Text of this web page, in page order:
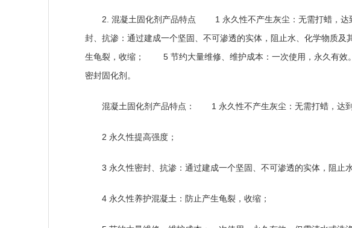
2. 混凝土固化剂产品特点 1 永久性不产生灰尘：无需打蜡
封、抗渗：通过建成一个坚固、不可渗透的实体，阻止水、化学物
生龟裂，收缩； 5 节约大量维修、维护成本：一次使用，永久有
密封固化剂。
混凝土固化剂产品特点： 1 永久性不产生灰尘：无需打蜡，达
2 永久性提高强度；
3 永久性密封、抗渗：通过建成一个坚固、不可渗透的实体，阻止
4 永久性养护混凝土：防止产生龟裂，收缩；